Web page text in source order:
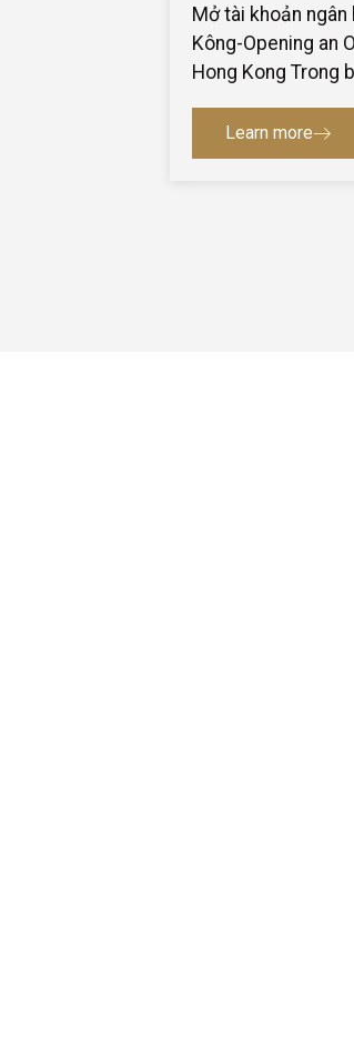
Mở tài khoản
Kông-Opening an
Hong Kong Trong
Learn more